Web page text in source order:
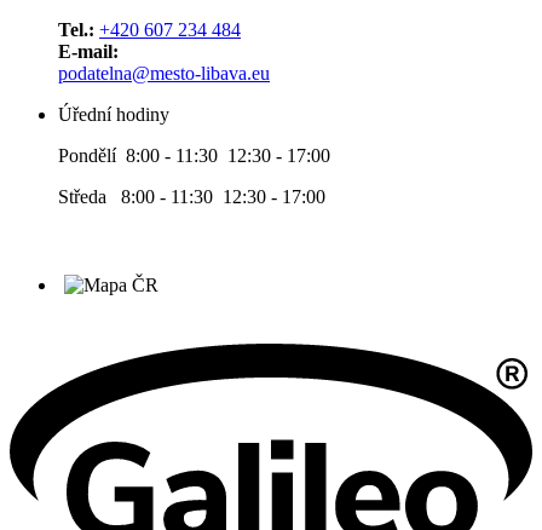
Tel.: +420 607 234 484
E-mail:
podatelna@mesto-libava.eu
Úřední hodiny
Pondělí 8:00 - 11:30 12:30 - 17:00
Středa 8:00 - 11:30 12:30 - 17:00